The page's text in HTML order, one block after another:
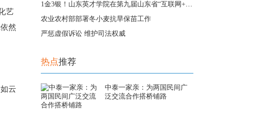
艺
然
云
1金3银！山东英才学院在第九届山东省“互联网+”大学生创新创业大赛中获得
农业农村部部署冬小麦抗旱保苗工作
严惩虚假诉讼 维护司法权威
热点推荐
中泰一家亲：为两国民间广
泛交流合作搭桥铺路